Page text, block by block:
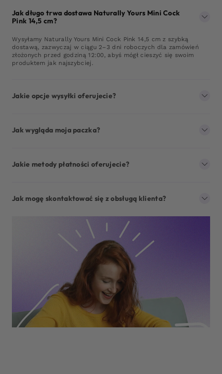
Jak długo trwa dostawa Naturally Yours Mini Cock
Pink 14,5 cm?
Wysyłamy Naturally Yours Mini Cock Pink 14,5 cm z szybką
dostawą, zazwyczaj w ciągu 2–3 dni roboczych dla zamówień
złożonych przed godziną 12:00, abyś mógł cieszyć się swoim
produktem jak najszybciej.
Jakie opcje wysyłki oferujecie?
Jak wygląda moja paczka?
Jakie metody płatności oferujecie?
Jak mogę skontaktować się z obsługą klienta?